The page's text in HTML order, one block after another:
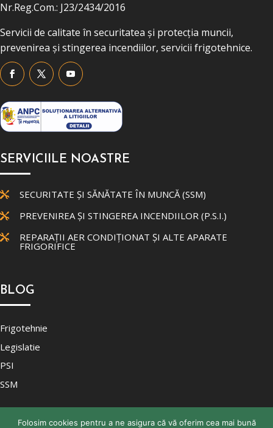
Nr.Reg.Com.: J23/2434/2016
Servicii de calitate în securitatea și protecția muncii,
prevenirea și stingerea incendiilor, servicii frigotehnice.
SERVICIILE NOASTRE
 SECURITATE ȘI SĂNĂTATE ÎN MUNCĂ (SSM)
 PREVENIREA ȘI STINGEREA INCENDIILOR (P.S.I.)
 REPARAȚII AER CONDIȚIONAT ȘI ALTE APARATE
FRIGORIFICE
BLOG
Frigotehnie
Legislatie
PSI
SSM
Folosim cookies pentru a ne asigura că vă oferim cea mai bună